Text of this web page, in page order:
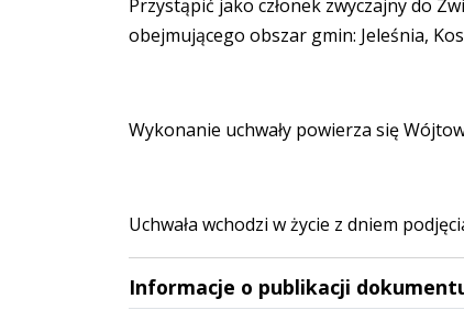
Przystąpić jako członek zwyczajny do
obejmującego obszar gmin: Jeleśnia,
Wykonanie uchwały powierza się
Uchwała wchodzi w życie z dniem
Informacje o publikacji